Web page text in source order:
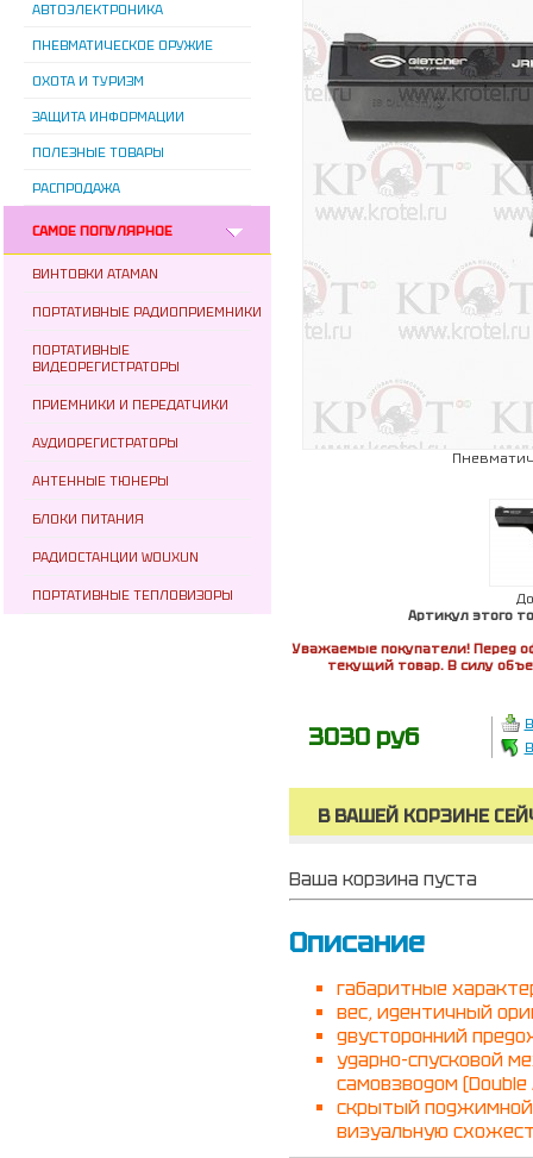
АВТОЭЛЕКТРОНИКА
ПНЕВМАТИЧЕСКОЕ ОРУЖИЕ
ОХОТА И ТУРИЗМ
ЗАЩИТА ИНФОРМАЦИИ
ПОЛЕЗНЫЕ ТОВАРЫ
РАСПРОДАЖА
САМОЕ ПОПУЛЯРНОЕ
ВИНТОВКИ ATAMAN
ПОРТАТИВНЫЕ РАДИОПРИЕМНИКИ
ПОРТАТИВНЫЕ
ВИДЕОРЕГИСТРАТОРЫ
ПРИЕМНИКИ И ПЕРЕДАТЧИКИ
АУДИОРЕГИСТРАТОРЫ
АНТЕННЫЕ ТЮНЕРЫ
БЛОКИ ПИТАНИЯ
РАДИОСТАНЦИИ WOUXUN
ПОРТАТИВНЫЕ ТЕПЛОВИЗОРЫ
Артикул этого
Уважаемые покупатели! Перед
текущий товар. В силу
3030 руб
В ВАШЕЙ КОРЗИНЕ
Ваша корзина пуста
Описание
габаритные
вес, идентичный
двусторонний
ударно-спусковой
самовзводом (Double
скрытый
визуальную